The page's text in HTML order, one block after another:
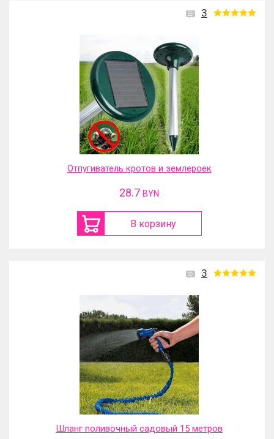
3
Отпугиватель кротов и землероек
28.7 BYN
В корзину
3
Шланг поливочный садовый 15 метров